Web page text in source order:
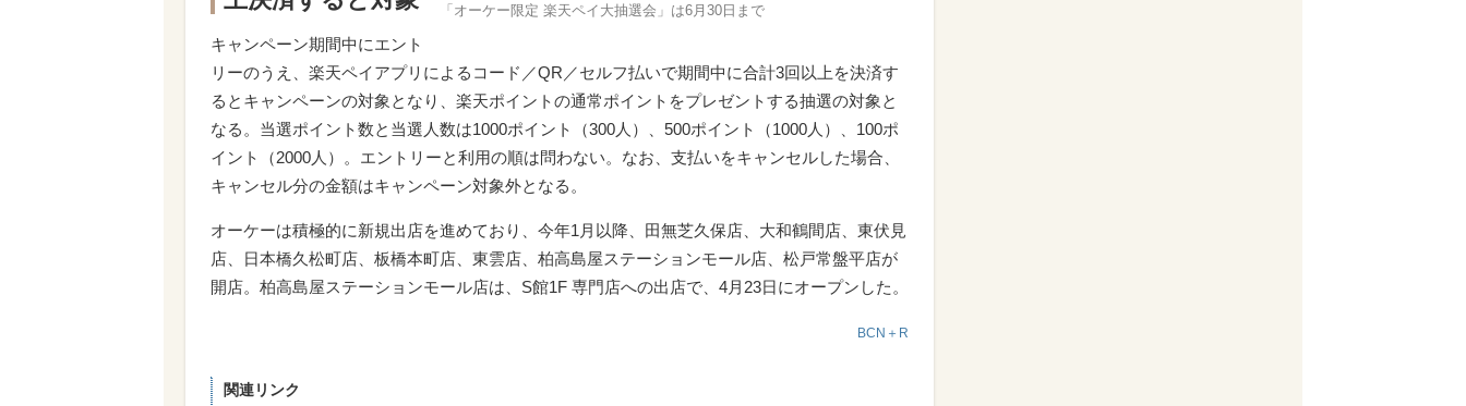
「オーケー限定 楽天ペイ大抽選会」は6月30日まで
キャンペーン期間中にエント
リーのうえ、楽天ペイアプリによるコード／QR／セルフ払いで期間中に合計3回以上を決済す
るとキャンペーンの対象となり、楽天ポイントの通常ポイントをプレゼントする抽選の対象と
なる。当選ポイント数と当選人数は1000ポイント（300人）、500ポイント（1000人）、100ポ
イント（2000人）。エントリーと利用の順は問わない。なお、支払いをキャンセルした場合、
キャンセル分の金額はキャンペーン対象外となる。
オーケーは積極的に新規出店を進めており、今年1月以降、田無芝久保店、大和鶴間店、東伏見
店、日本橋久松町店、板橋本町店、東雲店、柏高島屋ステーションモール店、松戸常盤平店が
開店。柏高島屋ステーションモール店は、S館1F 専門店への出店で、4月23日にオープンした。
BCN＋R
関連リンク